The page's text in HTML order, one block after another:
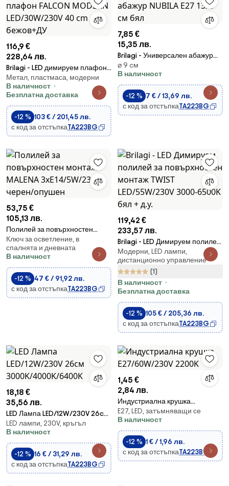
116,9 €
228,64 лв.
Brilagi - LED димируем плафон
FALCON MODERN
LED/30W/230V 40 cm
бежов+ДУ
Метал, пластмаса, модерни
В наличност
Безплатна доставка
-12 % 103 € / 201,45 лв.
с код за отстъпкаTA223BG
7,85 €
15,35 лв.
Brilagi - Универсален абажур
NUBILA E27 13x9 см бял
⌀ 9 cм
В наличност
-12 % 7 € / 13,69 лв.
с код за отстъпкаTA223BG
53,75 €
105,13 лв.
Полилей за повърхностен
монтаж MALENA 3xE14/5W/230V
черен/опушен
Ключ за осветление, в
спалнята и дневната
В наличност
-12 % 47 € / 91,92 лв.
с код за отстъпкаTA223BG
119,42 €
233,57 лв.
Brilagi - LED Димируем полилей
за повърхностен монтаж TWIST
LED/55W/230V 3000-6500K
бял + д.у.
Модерни, LED лампи,
дистанционно управление
(1)
В наличност
Безплатна доставка
-12 % 105 € / 205,36 лв.
с код за отстъпкаTA223BG
18,18 €
35,56 лв.
LED Лампа LED/12W/230V 26cм
3000K/4000K/6400K
LED лампи, 230V, кръгъл
В наличност
-12 % 16 € / 31,29 лв.
с код за отстъпкаTA223BG
1,45 €
2,84 лв.
Индустриална крушка
E27/60W/230V 2200K
E27, LED, затъмняващи се
В наличност
-12 % 1 € / 1,96 лв.
с код за отстъпкаTA223BG